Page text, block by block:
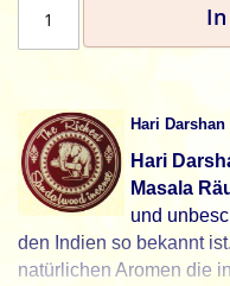
Hari
Hari
Masala
und
den Indien so bekannt
natürlichen Aromen die